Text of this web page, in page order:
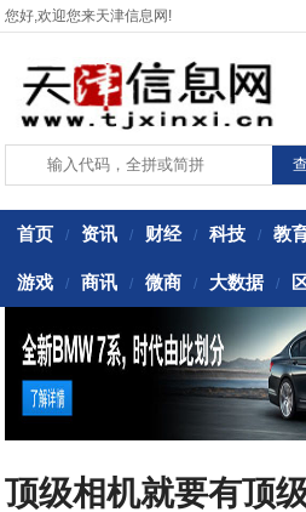
您好,欢迎您来天津信息网!
首页 / 资讯 / 财经 / 科技 / 教
游戏 / 商讯 / 微商 / 大数据 /
顶级相机就要有顶